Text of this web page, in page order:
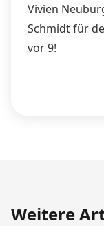
Vivien
Schmidt für
vor 9!
Weitere